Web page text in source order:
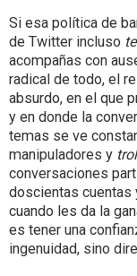
Si esa política de
de Twitter incluso
acompañas con
radical de todo, el
absurdo, en el que
y en donde la
temas se ve
manipuladores y
conversaciones
doscientas cuentas
cuando les da la
es tener una
ingenuidad, sino